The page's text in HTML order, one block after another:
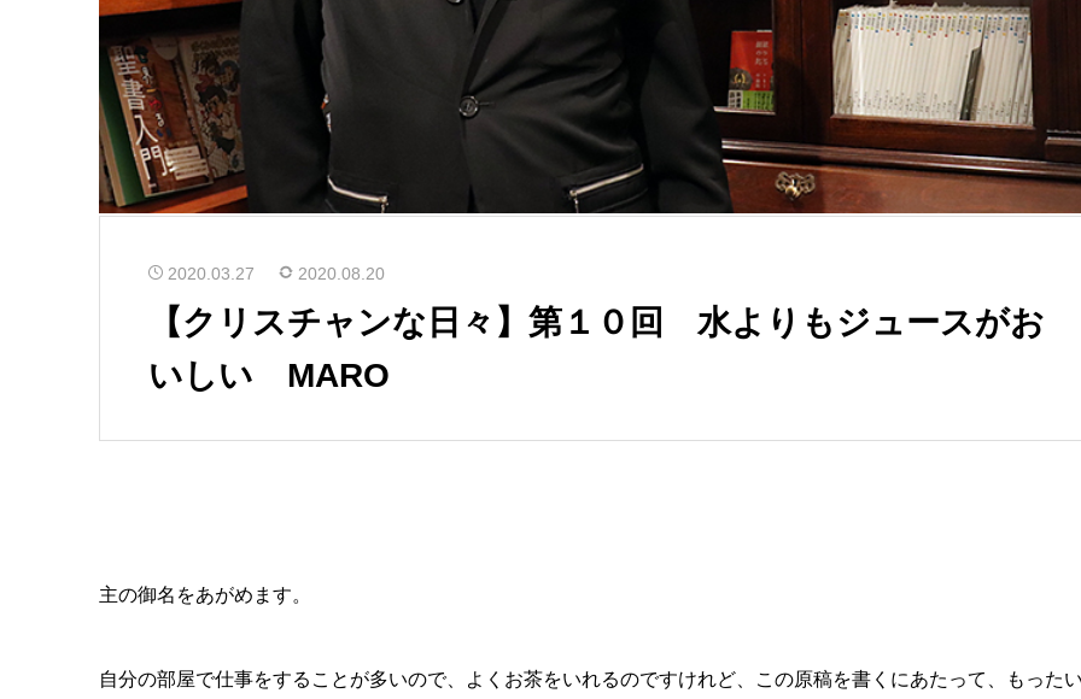
2020.03.27 2020.08.20
【クリスチャンな日々】第１０回 水よりもジュースがお
いしい MARO
主の御名をあがめます。
自分の部屋で仕事をすることが多いので、よくお茶をいれるのですけれど、この原稿を書くにあたって、もった